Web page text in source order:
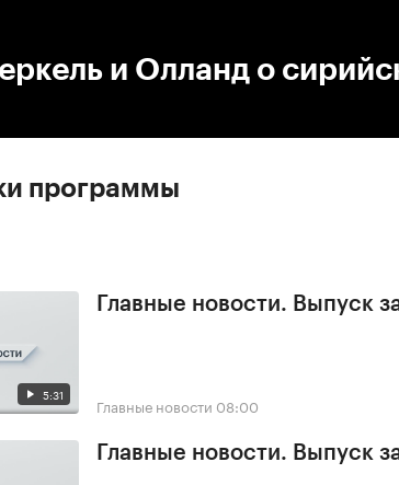
и Олланд о
программы
5:31
Главные новости. Выпуск
Главные новости 08:00
Главные новости. Выпуск